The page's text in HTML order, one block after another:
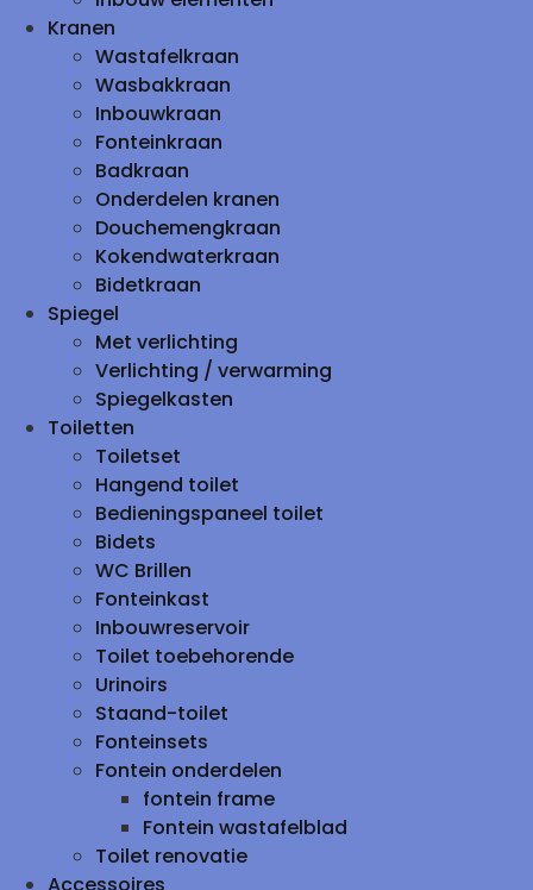
Kranen
Wastafelkraan
Wasbakkraan
Inbouwkraan
Fonteinkraan
Badkraan
Onderdelen kranen
Douchemengkraan
Kokendwaterkraan
Bidetkraan
Spiegel
Met verlichting
Verlichting / verwarming
Spiegelkasten
Toiletten
Toiletset
Hangend toilet
Bedieningspaneel toilet
Bidets
WC Brillen
Fonteinkast
Inbouwreservoir
Toilet toebehorende
Urinoirs
Staand-toilet
Fonteinsets
Fontein onderdelen
fontein frame
Fontein wastafelblad
Toilet renovatie
Accessoires